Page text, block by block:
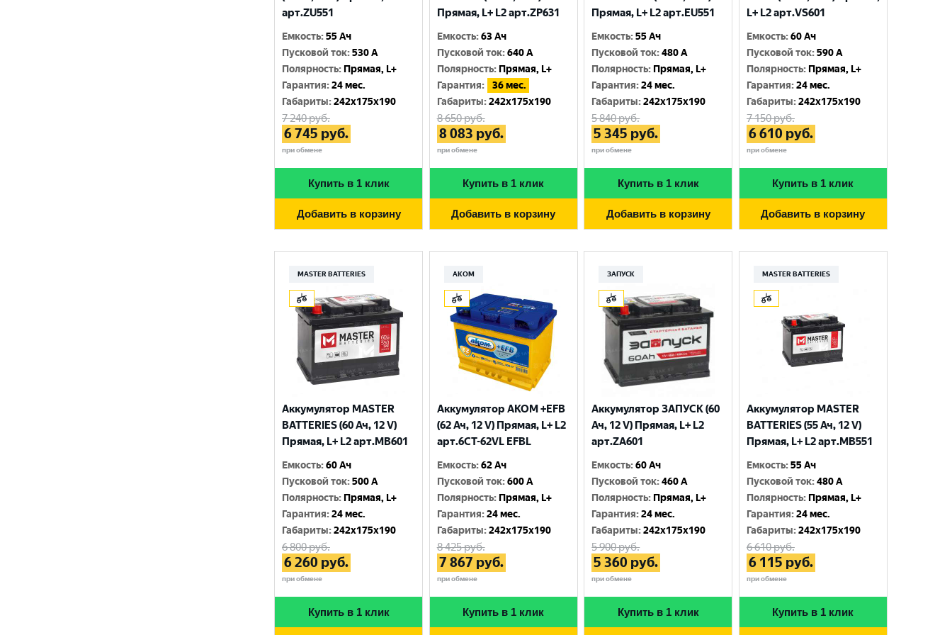
арт.ZU551
Емкость:55 Ач
Пусковой ток:530 A
Полярность: Прямая, L+
Гарантия:24 мес.
Габариты:242x175x190
7 240руб.
6 745 руб.
при обмене
Купить в 1 клик
Добавить в корзину
Прямая, L+ L2 арт.ZP631
Емкость:63 Ач
Пусковой ток:640 A
Полярность: Прямая, L+
Гарантия:
36 мес.
Габариты:242x175x190
8 650руб.
8 083 руб.
при обмене
Купить в 1 клик
Добавить в корзину
Прямая, L+ L2 арт.EU551
Емкость:55 Ач
Пусковой ток:480 A
Полярность: Прямая, L+
Гарантия:24 мес.
Габариты:242x175x190
5 840руб.
5 345 руб.
при обмене
Купить в 1 клик
Добавить в корзину
L+ L2 арт.VS601
Емкость:60 Ач
Пусковой ток:590 A
Полярность: Прямая, L+
Гарантия:24 мес.
Габариты:242x175x190
7 150руб.
6 610 руб.
при обмене
Купить в 1 клик
Добавить в корзину
MASTER BATTERIES
Аккумулятор MASTER
BATTERIES (60 Ач, 12 V)
Прямая, L+ L2 арт.MB601
Емкость:60 Ач
Пусковой ток:500 A
Полярность: Прямая, L+
Гарантия:24 мес.
Габариты:242x175x190
6 800руб.
6 260 руб.
при обмене
Купить в 1 клик
АКОМ
Аккумулятор AKOM +EFB
(62 Ач, 12 V) Прямая, L+ L2
арт.6СТ-62VL EFBL
Емкость:62 Ач
Пусковой ток:600 A
Полярность: Прямая, L+
Гарантия:24 мес.
Габариты:242x175x190
8 425руб.
7 867 руб.
при обмене
Купить в 1 клик
ЗАПУСК
Аккумулятор ЗАПУСК (60
Ач, 12 V) Прямая, L+ L2
арт.ZA601
Емкость:60 Ач
Пусковой ток:460 A
Полярность: Прямая, L+
Гарантия:24 мес.
Габариты:242x175x190
5 900руб.
5 360 руб.
при обмене
Купить в 1 клик
MASTER BATTERIES
Аккумулятор MASTER
BATTERIES (55 Ач, 12 V)
Прямая, L+ L2 арт.MB551
Емкость:55 Ач
Пусковой ток:480 A
Полярность: Прямая, L+
Гарантия:24 мес.
Габариты:242x175x190
6 610руб.
6 115 руб.
при обмене
Купить в 1 клик